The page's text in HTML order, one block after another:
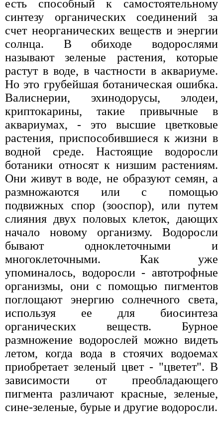
есть способный к самостоятельному
синтезу органических соединений за
счет неорганических веществ и энергии
солнца. В обиходе водорослями
называют зеленые растения, которые
растут в воде, в частности в аквариуме.
Но это грубейшая ботаническая ошибка.
Валиснерии, эхинодорусы, элодеи,
криптокарины, такие привычные в
аквариумах, - это высшие цветковые
растения, приспособившиеся к жизни в
водной среде. Настоящие водоросли
ботаники относят к низшим растениям.
Они живут в воде, не образуют семян, а
размножаются или с помощью
подвижных спор (зооспор), или путем
слияния двух половых клеток, дающих
начало новому организму. Водоросли
бывают одноклеточными и
многоклеточными. Как уже
упоминалось, водоросли - автотрофные
организмы, они с помощью пигментов
поглощают энергию солнечного света,
используя ее для биосинтеза
органических веществ. Бурное
размножение водорослей можно видеть
летом, когда вода в стоячих водоемах
приобретает зеленый цвет - "цветет". В
зависимости от преобладающего
пигмента различают красные, зеленые,
сине-зеленые, бурые и другие водоросли.